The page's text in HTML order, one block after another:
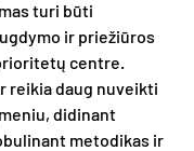
turi būti
ir priežiūros
centre.
reikia daug nuveikti
didinant
metodikas ir